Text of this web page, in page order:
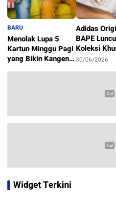
BARU
Menolak Lupa 5
Kartun Minggu Pagi
yang Bikin Kangen
1/07/2026
Adidas
BAPE
Koleksi
Sambut
30/06/2026
Widget Terkini